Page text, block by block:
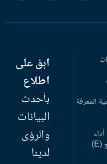
المعرفة
ابق على
اطلاع
بأحدث
البيانات
والرؤى
لدينا